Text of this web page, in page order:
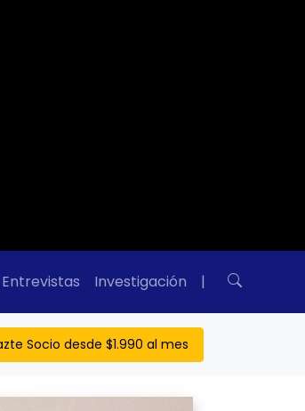
Entrevistas Investigación |
Socio desde $1.990 al mes